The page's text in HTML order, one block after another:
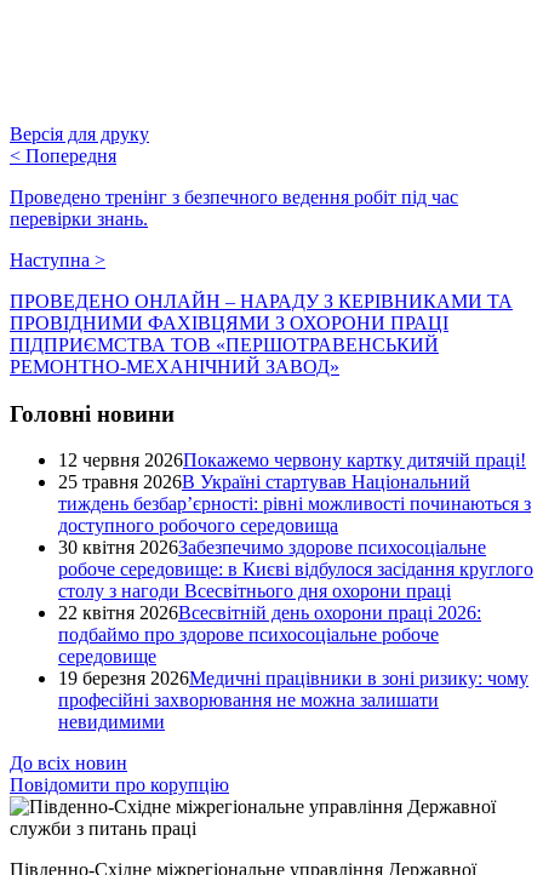
Версія для друку
< Попередня
Проведено тренінг з безпечного ведення робіт під час
перевірки знань.
Наступна >
ПРОВЕДЕНО ОНЛАЙН – НАРАДУ З КЕРІВНИКАМИ ТА
ПРОВІДНИМИ ФАХІВЦЯМИ З ОХОРОНИ ПРАЦІ
ПІДПРИЄМСТВА ТОВ «ПЕРШОТРАВЕНСЬКИЙ
РЕМОНТНО-МЕХАНІЧНИЙ ЗАВОД»
Головні новини
12 червня 2026Покажемо червону картку дитячій праці!
25 травня 2026В Україні стартував Національний
тиждень безбар’єрності: рівні можливості починаються з
доступного робочого середовища
30 квітня 2026Забезпечимо здорове психосоціальне
робоче середовище: в Києві відбулося засідання круглого
столу з нагоди Всесвітнього дня охорони праці
22 квітня 2026Всесвітній день охорони праці 2026:
подбаймо про здорове психосоціальне робоче
середовище
19 березня 2026Медичні працівники в зоні ризику: чому
професійні захворювання не можна залишати
невидимими
До всіх новин
Повідомити про корупцію
Південно-Східне міжрегіональне управління Державної